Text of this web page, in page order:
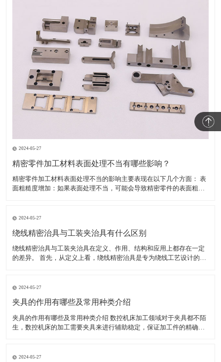
2024-05-27
精密零件加工材料表面处理不当有哪些影响？
精密零件加工材料表面处理不当的影响主要表现在以下几个方面： 表
面粗糙度增加：如果表面处理不当，可能会导致精密零件的表面粗糙
蚀。表面腐蚀会导致零件的外观和性能受损，甚至可能使其无法
2024-05-27
绕线精密治具与工装夹治具有什么区别
绕线精密治具与工装夹治具在定义、作用、结构和应用上都存在一定
的差异。 首先，从定义上看，绕线精密治具是专为绕线工艺设计的工
过程中所用的各种工具的总称，包括刀具、夹具、模具、量具
2024-05-27
夹具的作用有哪些及常用种类介绍
夹具的作用有哪些及常用种类介绍 数控机床加工领域对于夹具都不陌
生，数控机床的加工需要夹具来进行辅助稳定，保证加工件的精确
以及常用的夹具有哪些。 一、夹具的作用有哪些 1、能稳定
2024-05-27